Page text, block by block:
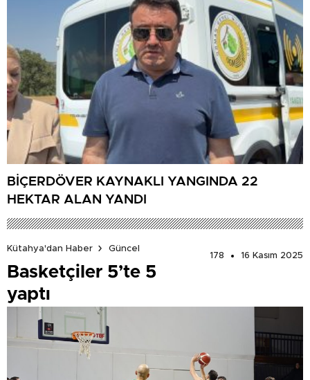
BİÇERDÖVER KAYNAKLI YANGINDA 22
HEKTAR ALAN YANDI
Kütahya'dan Haber
Güncel
178
16 Kasım 2025
Basketçiler 5’te 5
yaptı